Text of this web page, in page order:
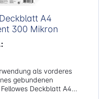
A4
300 Mikron
als vorderes
gebundenen
Deckblatt A4